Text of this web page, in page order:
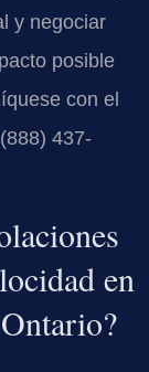
y negociar
posible
con el
437-
en